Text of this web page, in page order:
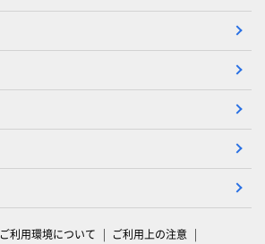
ご利用環境について ご利用上の注意